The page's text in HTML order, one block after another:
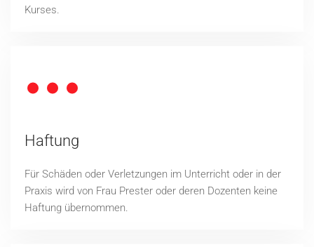
Kurses.
Haftung
Für Schäden oder Verletzungen im Unterricht oder in der
Praxis wird von Frau Prester oder deren Dozenten keine
Haftung übernommen.